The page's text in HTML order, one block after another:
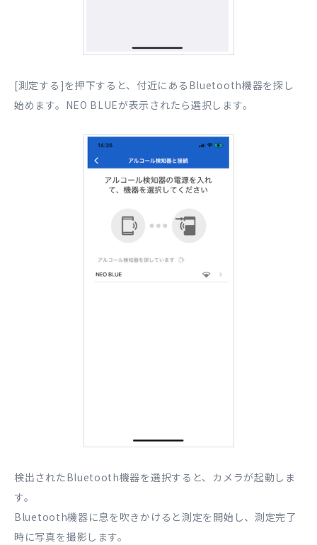
[測定する]を押下すると、付近にあるBluetooth機器を探し
始めます。NEO BLUEが表示されたら選択します。
検出されたBluetooth機器を選択すると、カメラが起動しま
す。
Bluetooth機器に息を吹きかけると測定を開始し、測定完了
時に写真を撮影します。